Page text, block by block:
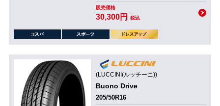
販売価格
30,300円 税込
(LUCCINI(ルッチーニ))
Buono Drive
205/50R16